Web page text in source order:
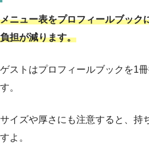
メニュー表をプロフィールブック
負担が減ります。
ゲストはプロフィールブックを1
す。
サイズや厚さにも注意すると、持
すよ。